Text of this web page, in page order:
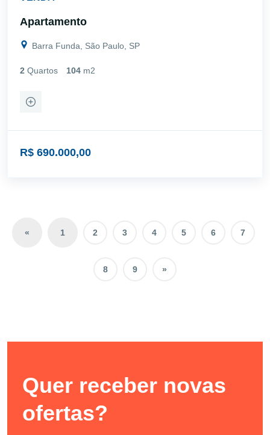
Apartamento
Barra Funda, São Paulo, SP
2 Quartos 104 m2
R$ 690.000,00
« 1 2 3 4 5 6 7
8 9 »
Quer receber novas
ofertas?